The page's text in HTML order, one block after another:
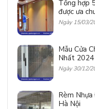
Tổng hợp
được ưa
Ngày 15/03/
Mẫu Cửa
Nhất 2024
Ngày 30/12/
Rèm
Hà Nội